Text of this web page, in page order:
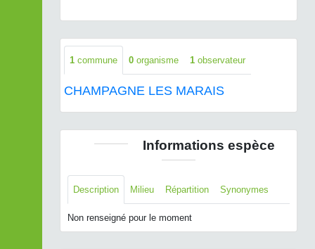
1 commune 0 organisme 1 observateur
CHAMPAGNE LES MARAIS
Informations espèce
Description Milieu Répartition Synonymes
Non renseigné pour le moment